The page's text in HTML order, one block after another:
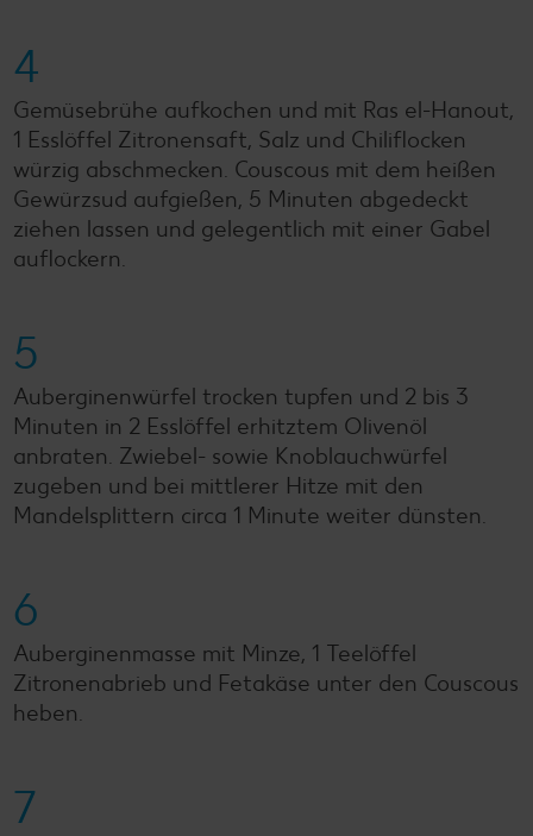
4
Gemüsebrühe aufkochen und mit Ras el-Hanout,
1 Esslöffel Zitronensaft, Salz und Chiliflocken
würzig abschmecken. Couscous mit dem heißen
Gewürzsud aufgießen, 5 Minuten abgedeckt
ziehen lassen und gelegentlich mit einer Gabel
auflockern.
5
Auberginenwürfel trocken tupfen und 2 bis 3
Minuten in 2 Esslöffel erhitztem Olivenöl
anbraten. Zwiebel- sowie Knoblauchwürfel
zugeben und bei mittlerer Hitze mit den
Mandelsplittern circa 1 Minute weiter dünsten.
6
Auberginenmasse mit Minze, 1 Teelöffel
Zitronenabrieb und Fetakäse unter den Couscous
heben.
7